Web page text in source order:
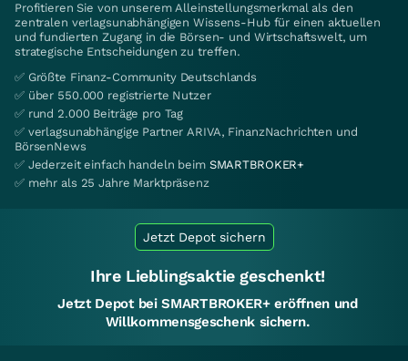
Profitieren Sie von unserem Alleinstellungsmerkmal als den
zentralen verlagsunabhängigen Wissens-Hub für einen aktuellen
und fundierten Zugang in die Börsen- und Wirtschaftswelt, um
strategische Entscheidungen zu treffen.
✅ Größte Finanz-Community Deutschlands
✅ über 550.000 registrierte Nutzer
✅ rund 2.000 Beiträge pro Tag
✅ verlagsunabhängige Partner ARIVA, FinanzNachrichten und
BörsenNews
✅ Jederzeit einfach handeln beim SMARTBROKER+
✅ mehr als 25 Jahre Marktpräsenz
Jetzt Depot sichern
Ihre Lieblingsaktie geschenkt!
Jetzt Depot bei SMARTBROKER+ eröffnen und
Willkommensgeschenk sichern.